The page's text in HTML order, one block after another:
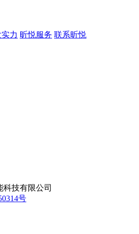
力 昕悦服务 联系昕悦
技有限公司
号